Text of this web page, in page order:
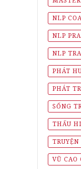
NLP
NLP
NLP
PHÁT
PHÁT
SỐNG
THẤU
VŨ CAO